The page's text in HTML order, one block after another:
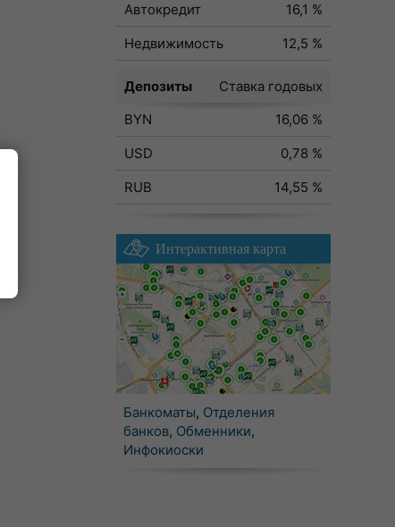
Автокредит
16,1 %
Недвижимость
12,5 %
Депозиты
Ставка годовых
BYN
16,06 %
USD
0,78 %
RUB
14,55 %
Интерактивная карта
Банкоматы, Отделения
банков, Обменники,
Инфокиоски